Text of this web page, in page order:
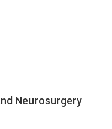
Neurosurgery